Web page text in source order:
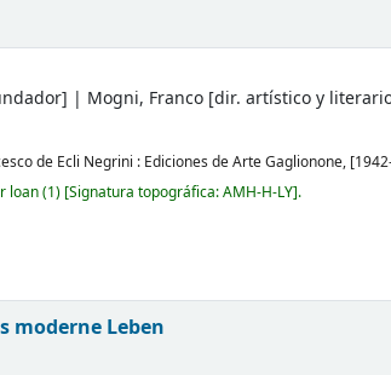
| Mogni, Franco [dir. artístico y
de Ecli Negrini : Ediciones de Arte Gaglionone,
loan(1) Signatura topográfica:AMH-H-LY .
moderne Leben